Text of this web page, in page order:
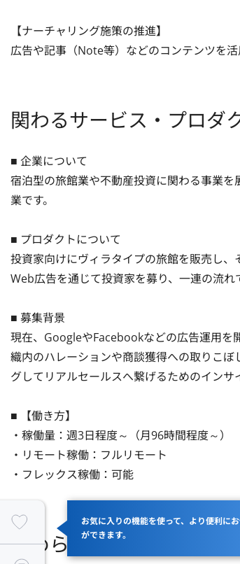
お気に入りの機能を使って、より便利に
ができます。
【ナーチャリング施策の推進】
広告や記事（Note等）などのコンテンツを
関わるサービス・プロダ
■ 企業について
宿泊型の旅館業や不動産投資に関わる事業
業です。
■ プロダクトについて
投資家向けにヴィラタイプの旅館を販売し
Web広告を通じて投資家を募り、一連の流れ
■ 募集背景
現在、GoogleやFacebookなどの広告運用を
織内のハレーションや商談獲得への取りこ
グしてリアルセールスへ繋げるためのインサ
■ 【働き方】
・稼働量：週3日程度～（月96時間程度～）
・リモート稼働：フルリモート
・フレックス稼働：可能
求められるスキル